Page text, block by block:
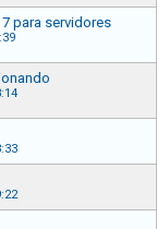
para servidores